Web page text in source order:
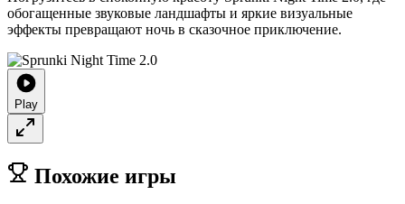
обогащенные звуковые ландшафты и яркие визуальные
эффекты превращают ночь в сказочное приключение.
Play
Похожие игры